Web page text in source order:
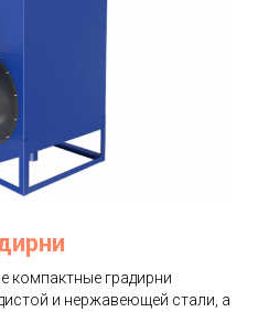
компактные градирни
и нержавеющей стали, а